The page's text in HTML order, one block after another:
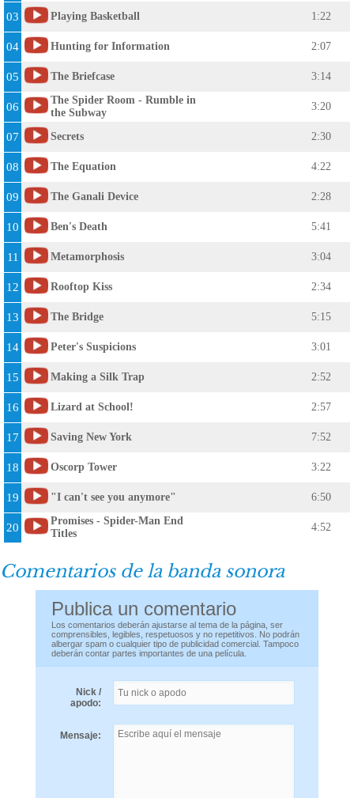
03 Playing Basketball 1:22
04 Hunting for Information 2:07
05 The Briefcase 3:14
06
The Spider Room - Rumble in
the Subway
3:20
07 Secrets 2:30
08 The Equation 4:22
09 The Ganali Device 2:28
10 Ben's Death 5:41
11 Metamorphosis 3:04
12 Rooftop Kiss 2:34
13 The Bridge 5:15
14 Peter's Suspicions 3:01
15 Making a Silk Trap 2:52
16 Lizard at School! 2:57
17 Saving New York 7:52
18 Oscorp Tower 3:22
19 "I can't see you anymore" 6:50
20
Promises - Spider-Man End
Titles
4:52
Comentarios de la banda sonora
Publica un comentario
Los comentarios deberán ajustarse al tema de la página, ser
comprensibles, legibles, respetuosos y no repetitivos. No podrán
albergar spam o cualquier tipo de publicidad comercial. Tampoco
deberán contar partes importantes de una película.
Nick /
apodo:
Mensaje: